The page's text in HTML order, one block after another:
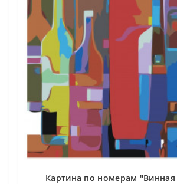
Картина по номерам "Винная